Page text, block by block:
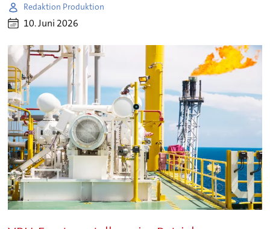
Redaktion Produktion
10. Juni 2026